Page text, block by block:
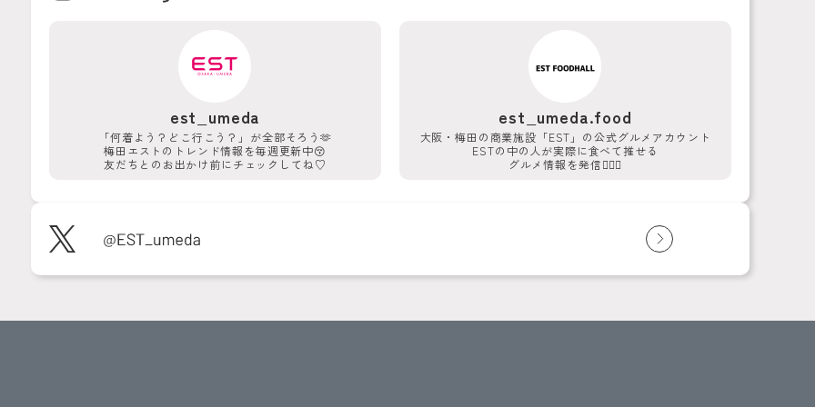
est_umeda
「何着よう？どこ行こう？」が全部そろう🫶
梅田エストのトレンド情報を毎週更新中😚
友だちとのお出かけ前にチェックしてね♡
est_umeda.food
大阪・梅田の商業施設「EST」の公式グルメアカウント
ESTの中の人が実際に食べて推せる
グルメ情報を発信💁‍♀️✨